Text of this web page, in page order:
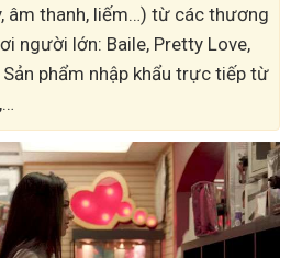
âm thanh, liếm…) từ các thương
người lớn: Baile, Pretty Love,
Sản phẩm nhập khẩu trực tiếp từ